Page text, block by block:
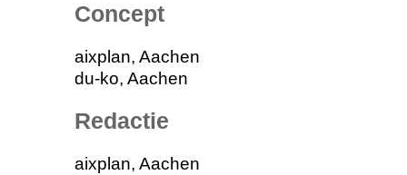
Concept
aixplan, Aachen
du-ko, Aachen
Redactie
aixplan, Aachen